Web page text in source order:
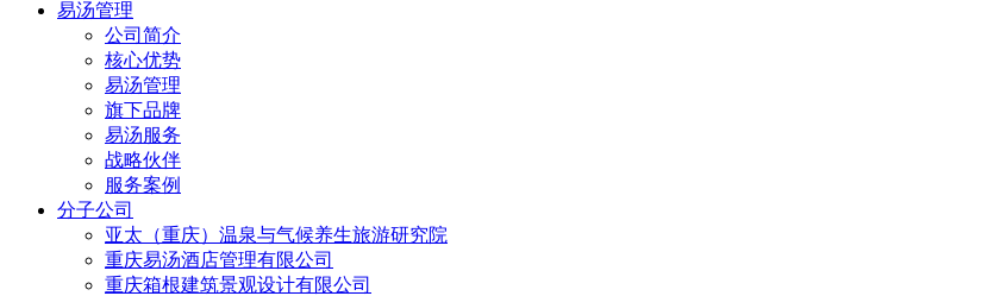
易汤管理
公司简介
核心优势
易汤管理
旗下品牌
易汤服务
战略伙伴
服务案例
分子公司
亚太（重庆）温泉与气候养生旅游研究院
重庆易汤酒店管理有限公司
重庆箱根建筑景观设计有限公司